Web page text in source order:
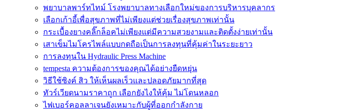
พยาบาลพาร์ทไทม์ โรงพยาบาลทางเลือกใหม่ของการบริหารบุคลากร
เลือกเก้าอี้เพื่อสุขภาพที่ไม่เพียงแต่ช่วยเรื่องสุขภาพเท่านั้น
กระเบื้องยางคลิ๊กล็อคไม่เพียงแต่มีความสวยงามและติดตั้งง่ายเท่านั้น
เสาเข็มไมโครไพล์แบบกดถือเป็นการลงทุนที่คุ้มค่าในระยะยาว
การลงทุนใน Hydraulic Press Machine
tempesta ความต้องการของคุณได้อย่างยืดหยุ่น
วิธีใช้ซิงค์ สิว ให้เห็นผลเร็วและปลอดภัยมากที่สุด
ทัวร์เวียดนามราคาถูก เลือกยังไงให้คุ้ม ไม่โดนหลอก
ไฟเบอร์คอลลาเจนยังเหมาะกับผู้ที่ออกกำลังกาย